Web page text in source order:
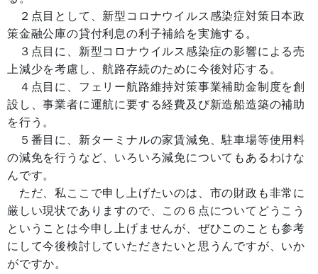
２点目として、新型コロナウイルス感染症対策日本政
策金融公庫の貸付利息の利子補給を実施する。
３点目に、新型コロナウイルス感染症の影響による売
上減少を考慮し、航路存続のために今後対応する。
４点目に、フェリー航路維持対策事業補助金制度を創
設し、事業者に運航に要する経費及び新造船造築の補助
を行う。
５番目に、新ターミナルの家賃減免、駐車場等使用料
の減免を行うなど、いろいろ減免についてもあるわけな
んです。
ただ、私ここで申し上げたいのは、市の財政も非常に
厳しい現状でありますので、この６点についてどうこう
ということは今申し上げませんが、ぜひこのことも参考
にして今後検討していただきたいと思うんですが、いか
がですか。